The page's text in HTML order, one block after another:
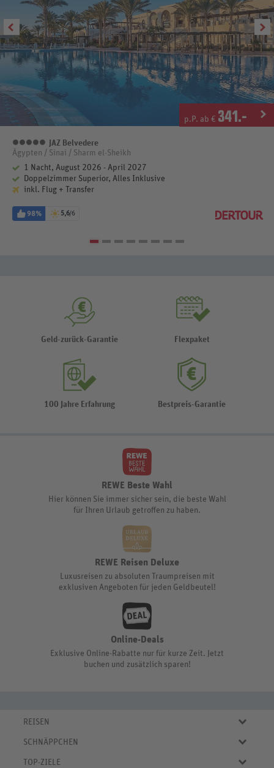
p.P. ab € 341.-
5 Sterne
JAZ Belvedere
Ägypten / Sinai / Sharm el-Sheikh
1 Nacht, August 2026 - April 2027
Doppelzimmer Superior, Alles Inklusive
inkl. Flug + Transfer
98% 5,6/6
Geld-zurück-Garantie Flexpaket
100 Jahre Erfahrung Bestpreis-Garantie
REWE Beste Wahl
Hier können Sie immer sicher sein, die beste Wahl
für Ihren Urlaub getroffen zu haben.
REWE Reisen Deluxe
Luxusreisen zu absoluten Traumpreisen mit
exklusiven Angeboten für jeden Geldbeutel!
Online-Deals
Exklusive Online-Rabatte nur für kurze Zeit. Jetzt
buchen und zusätzlich sparen!
REISEN
Eigene Anreise
Städtereisen
SCHNÄPPCHEN
TOP-ZIELE